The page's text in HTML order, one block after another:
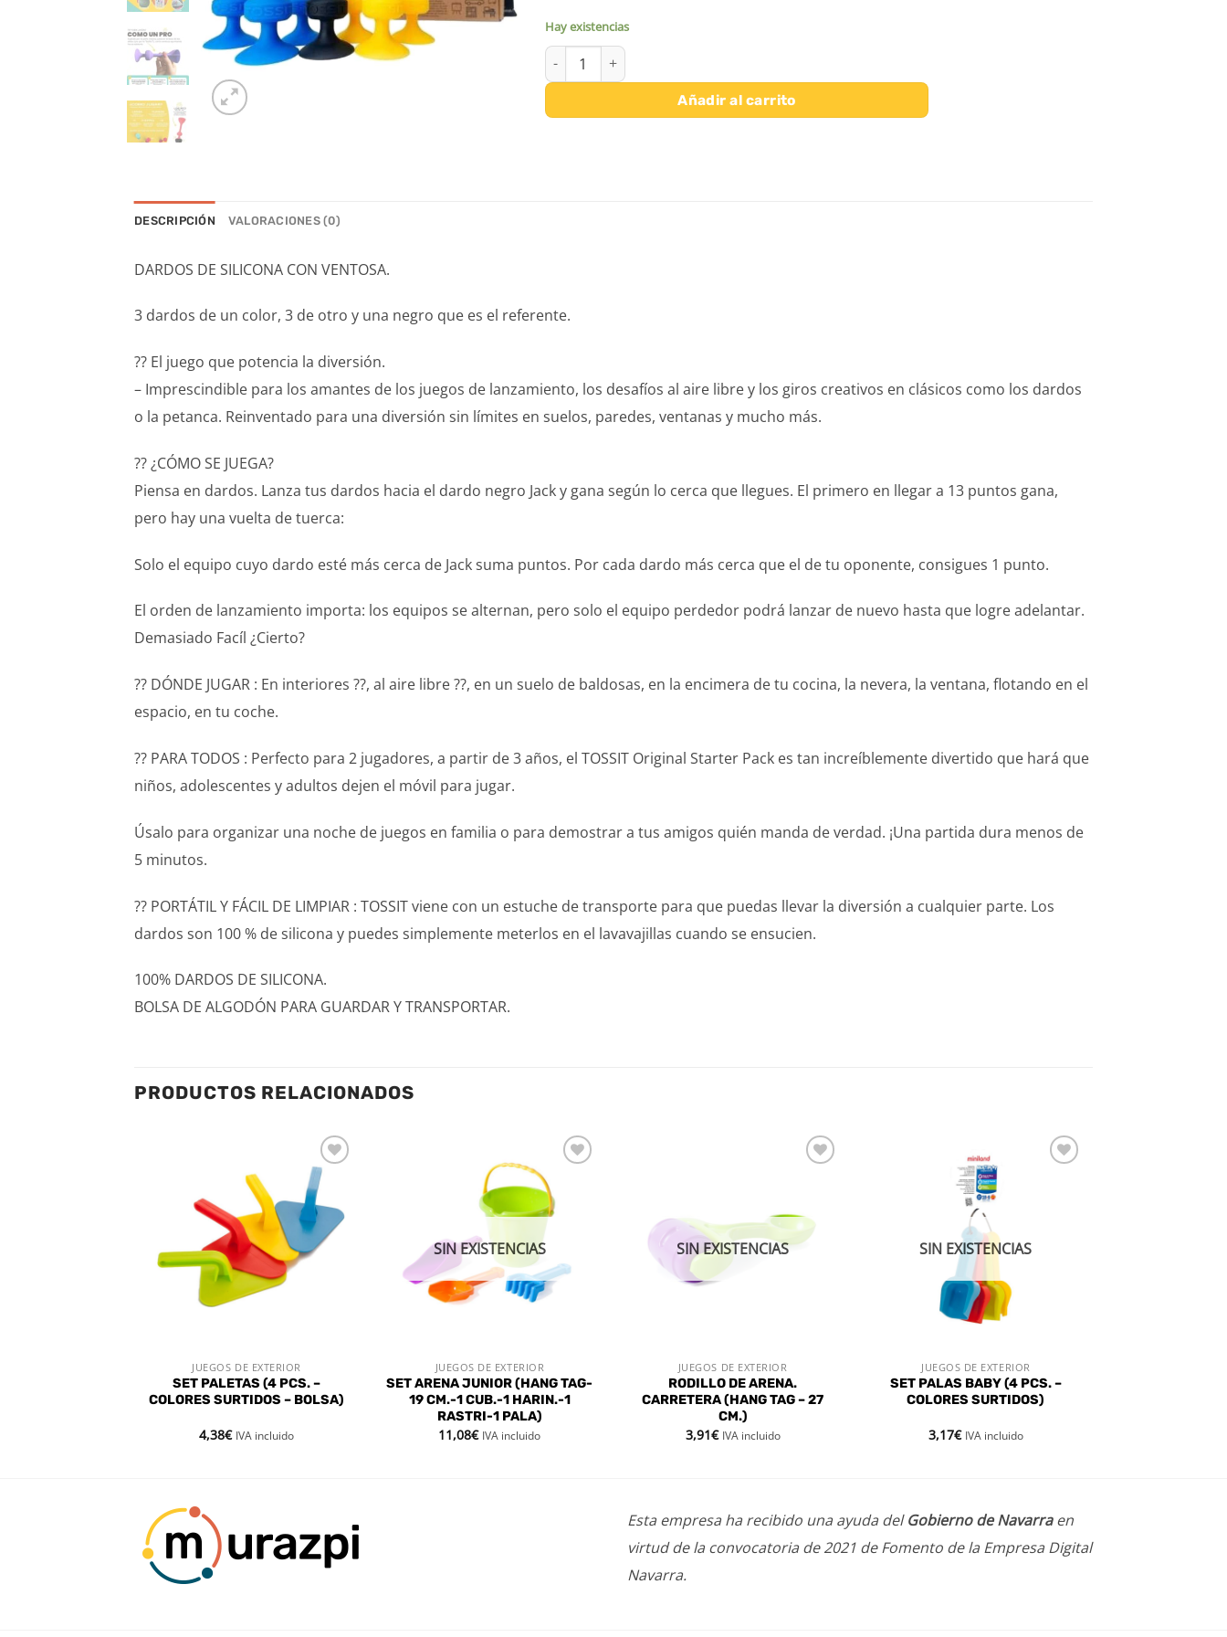
Hay existencias
TOSSIT 7 DARDOS SILICONA STARTER AMARILLO + AZUL cantidad
Añadir al carrito
DESCRIPCIÓN VALORACIONES (0)
DARDOS DE SILICONA CON VENTOSA.
3 dardos de un color, 3 de otro y una negro que es el referente.
?? El juego que potencia la diversión.
– Imprescindible para los amantes de los juegos de lanzamiento, los desafíos al aire libre y los giros creativos en clásicos como los dardos
o la petanca. Reinventado para una diversión sin límites en suelos, paredes, ventanas y mucho más.
?? ¿CÓMO SE JUEGA?
Piensa en dardos. Lanza tus dardos hacia el dardo negro Jack y gana según lo cerca que llegues. El primero en llegar a 13 puntos gana,
pero hay una vuelta de tuerca:
Solo el equipo cuyo dardo esté más cerca de Jack suma puntos. Por cada dardo más cerca que el de tu oponente, consigues 1 punto.
El orden de lanzamiento importa: los equipos se alternan, pero solo el equipo perdedor podrá lanzar de nuevo hasta que logre adelantar.
Demasiado Facíl ¿Cierto?
?? DÓNDE JUGAR : En interiores ??, al aire libre ??, en un suelo de baldosas, en la encimera de tu cocina, la nevera, la ventana, flotando en el
espacio, en tu coche.
?? PARA TODOS : Perfecto para 2 jugadores, a partir de 3 años, el TOSSIT Original Starter Pack es tan increíblemente divertido que hará que
niños, adolescentes y adultos dejen el móvil para jugar.
Úsalo para organizar una noche de juegos en familia o para demostrar a tus amigos quién manda de verdad. ¡Una partida dura menos de
5 minutos.
?? PORTÁTIL Y FÁCIL DE LIMPIAR : TOSSIT viene con un estuche de transporte para que puedas llevar la diversión a cualquier parte. Los
dardos son 100 % de silicona y puedes simplemente meterlos en el lavavajillas cuando se ensucien.
100% DARDOS DE SILICONA.
BOLSA DE ALGODÓN PARA GUARDAR Y TRANSPORTAR.
PRODUCTOS RELACIONADOS
Añadir
a la
lista de
deseos
VISTA RÁPIDA
JUEGOS DE EXTERIOR
SET PALETAS (4 PCS. –
COLORES SURTIDOS – BOLSA)
4,38€ IVA incluido
lista de
deseos
VISTA RÁPIDA
SIN EXISTENCIAS
JUEGOS DE EXTERIOR
SET ARENA JUNIOR (HANG TAG-
19 CM.-1 CUB.-1 HARIN.-1
RASTRI-1 PALA)
11,08€ IVA incluido
deseos
VISTA RÁPIDA
SIN EXISTENCIAS
JUEGOS DE EXTERIOR
RODILLO DE ARENA.
CARRETERA (HANG TAG – 27
CM.)
3,91€ IVA incluido
VISTA RÁPIDA
SIN EXISTENCIAS
JUEGOS DE EXTERIOR
SET PALAS BABY (4 PCS. –
COLORES SURTIDOS)
3,17€ IVA incluido
Esta empresa ha recibido una ayuda delGobierno de Navarraen
virtud de la convocatoria de 2021 de Fomento de la Empresa Digital
Navarra.